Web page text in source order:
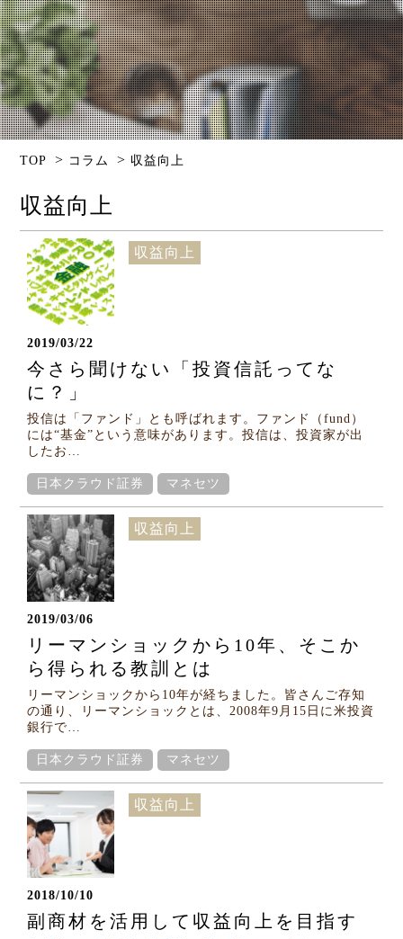
Column
コラム
TOP > コラム > 収益向上
収益向上
収益向上
2019/03/22
今さら聞けない「投資信託ってな
に？」
投信は「ファンド」とも呼ばれます。ファンド（fund）
には“基金”という意味があります。投信は、投資家が出
したお…
日本クラウド証券 マネセツ
収益向上
2019/03/06
リーマンショックから10年、そこか
ら得られる教訓とは
リーマンショックから10年が経ちました。皆さんご存知
の通り、リーマンショックとは、2008年9月15日に米投資
銀行で…
日本クラウド証券 マネセツ
収益向上
2018/10/10
副商材を活用して収益向上を目指す